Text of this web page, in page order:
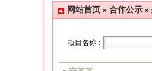
网站首页 » 合作公示 »
项目名称：